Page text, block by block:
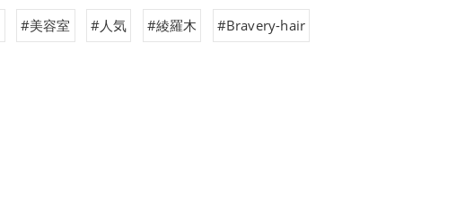
#美容室 #人気 #綾羅木 #Bravery-hair